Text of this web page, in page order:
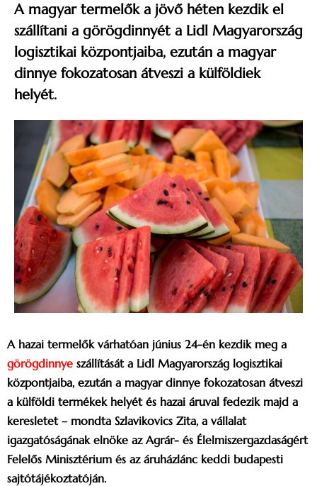
A magyar termelők a jövő héten kezdik el
szállítani a görögdinnyét a Lidl Magyarország
logisztikai központjaiba, ezután a magyar
dinnye fokozatosan átveszi a külföldiek
helyét.
A hazai termelők várhatóan június 24-én kezdik meg a
görögdinnye szállítását a Lidl Magyarország logisztikai
központjaiba, ezután a magyar dinnye fokozatosan átveszi
a külföldi termékek helyét és hazai áruval fedezik majd a
keresletet – mondta Szlavikovics Zita, a vállalat
igazgatóságának elnöke az Agrár- és Élelmiszergazdaságért
Felelős Minisztérium és az áruházlánc keddi budapesti
sajtótájékoztatóján.